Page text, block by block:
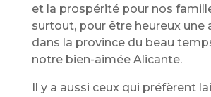
et la prospérité pour nos
surtout, pour être heureux une
dans la province du beau
notre bien-aimée Alicante.
Il y a aussi ceux qui préfèrent